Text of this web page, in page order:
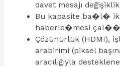
davet mesajı
Bu kapasite ba�l�
haberle�mesi
Çözünürlük (HDMI),
arabirimi (piksel
aracılığıyla